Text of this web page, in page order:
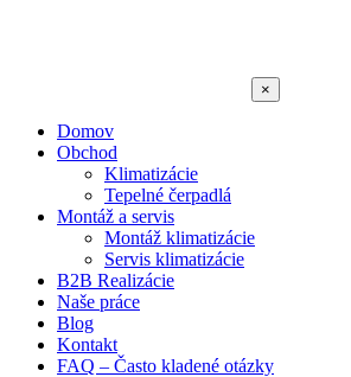
×
Domov
Obchod
Klimatizácie
Tepelné čerpadlá
Montáž a servis
Montáž klimatizácie
Servis klimatizácie
B2B Realizácie
Naše práce
Blog
Kontakt
FAQ – Často kladené otázky